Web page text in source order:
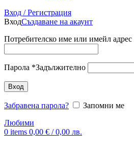
Вход / Регистрация
ВходСъздаване на акаунт
Потребителско име или имейл адрес
Парола *Задължително
Вход
Забравена парола?
Запомни ме
Любими
0 items 0,00 € / 0,00 лв.